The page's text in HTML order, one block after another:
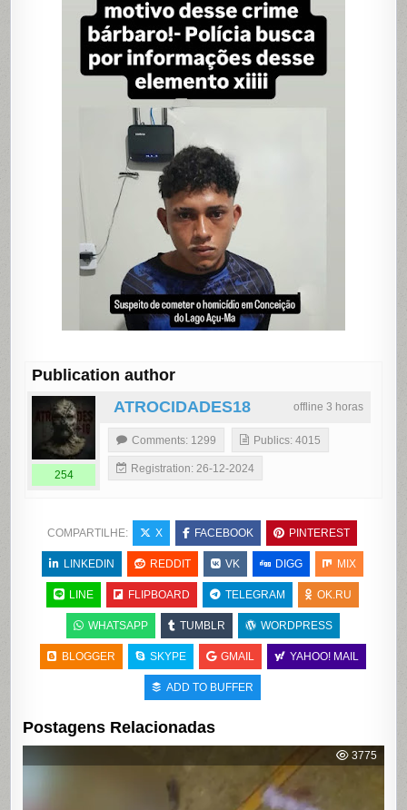
Publication author
offline 3 horas
ATROCIDADES18
254
Comments: 1299 Publics: 4015
Registration: 26-12-2024
COMPARTILHE: X FACEBOOK PINTEREST
LINKEDIN REDDIT VK DIGG MIX
LINE FLIPBOARD TELEGRAM OK.RU
WHATSAPP TUMBLR WORDPRESS
BLOGGER SKYPE GMAIL YAHOO! MAIL
ADD TO BUFFER
Postagens Relacionadas
3775